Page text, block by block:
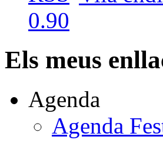
Els meus
Agenda
Agenda